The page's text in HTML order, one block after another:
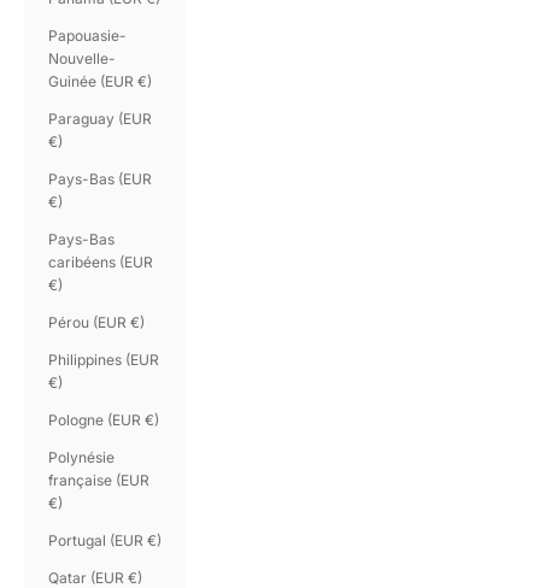
Papouasie-
Nouvelle-
Guinée (EUR €)
Paraguay (EUR
€)
Pays-Bas (EUR
€)
Pays-Bas
caribéens (EUR
€)
Pérou (EUR €)
Philippines (EUR
€)
Pologne (EUR €)
Polynésie
française (EUR
€)
Portugal (EUR €)
Qatar (EUR €)